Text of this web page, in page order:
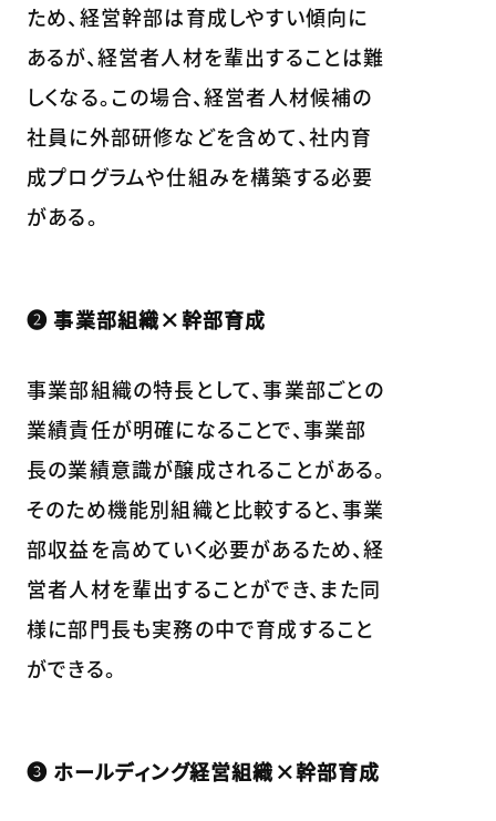
ため、経営幹部は育成しやすい傾向に
あるが、経営者人材を輩出することは難
しくなる。この場合、経営者人材候補の
社員に外部研修などを含めて、社内育
成プログラムや仕組みを構築する必要
がある。
❷ 事業部組織×幹部育成
事業部組織の特長として、事業部ごとの
業績責任が明確になることで、事業部
長の業績意識が醸成されることがある。
そのため機能別組織と比較すると、事業
部収益を高めていく必要があるため、経
営者人材を輩出することができ、また同
様に部門長も実務の中で育成すること
ができる。
❸ ホールディング経営組織×幹部育成